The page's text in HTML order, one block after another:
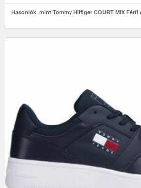
Hasonlók, mint Tommy Hilfiger COURT MIX Férfi